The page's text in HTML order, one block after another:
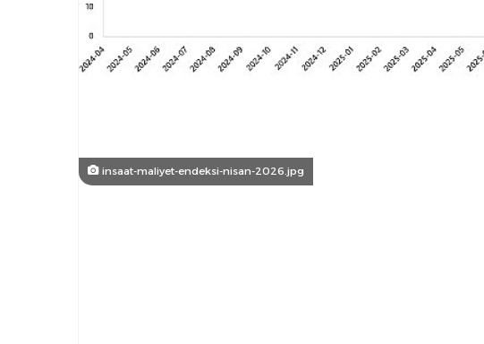
insaat-maliyet-endeksi-nisan-2026.jpg